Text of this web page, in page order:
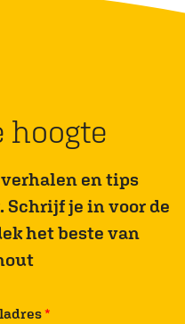
hoogte
en tips
je in voor de
het beste van
*